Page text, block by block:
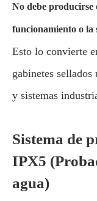
No debe producirse
funcionamiento o la
Esto lo convierte
gabinetes
y sistemas
Sistema de
IPX5
agua)